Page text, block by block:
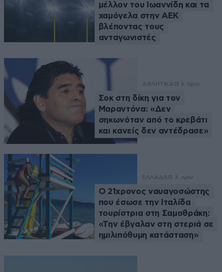
μέλλον του Ιωαννίδη και τα
χαμόγελα στην ΑΕΚ
βλέποντας τους
ανταγωνιστές
ΑΘΛΗΤΙΚΑ 15 λ. πριν
Σοκ στη δίκη για τον
Μαραντόνα: «Δεν
σηκωνόταν από το κρεβάτι
και κανείς δεν αντέδρασε»
ΕΛΛΑΔΑ 15 λ. πριν
Ο 21χρονος ναυαγοσώστης
που έσωσε την Ιταλίδα
τουρίστρια στη Σαμοθράκη:
«Την έβγαλαν στη στεριά σε
ημιλιπόθυμη κατάσταση»